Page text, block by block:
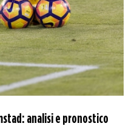
analisi e pronostico